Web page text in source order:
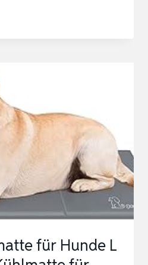
für Hunde L